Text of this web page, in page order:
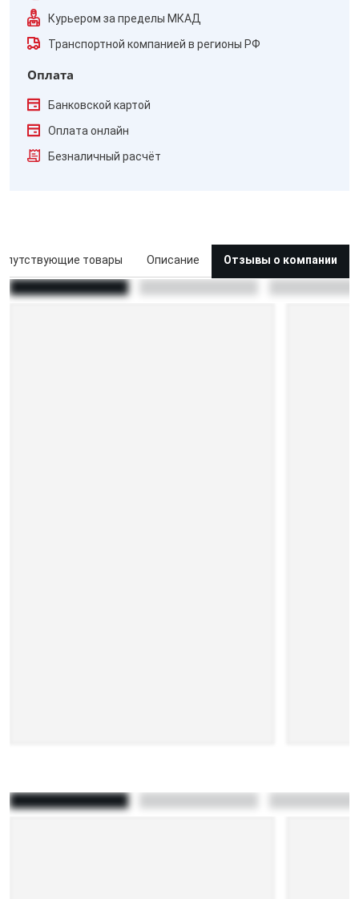
Курьером за пределы МКАД
Транспортной компанией в регионы РФ
Оплата
Банковской картой
Оплата онлайн
Безналичный расчёт
товары Описание Отзывы о компании